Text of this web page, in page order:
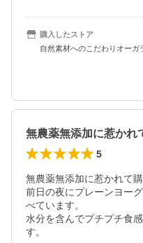
購入したストア
自然素材へのこだわりオーガ
5
無農薬無添加に惹かれて購
前日の夜にプレーンヨー
べています。
水分を含んでプチプチ食
す。